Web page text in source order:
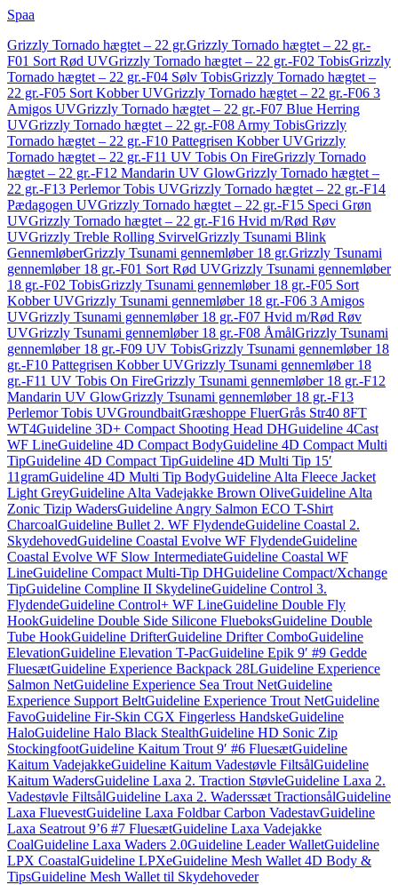
Spaa
Grizzly Tornado hægtet – 22 gr.Grizzly Tornado hægtet – 22 gr.-
F01 Sort Rød UVGrizzly Tornado hægtet – 22 gr.-F02 TobisGrizzly
Tornado hægtet – 22 gr.-F04 Sølv TobisGrizzly Tornado hægtet –
22 gr.-F05 Sort Kobber UVGrizzly Tornado hægtet – 22 gr.-F06 3
Amigos UVGrizzly Tornado hægtet – 22 gr.-F07 Blue Herring
UVGrizzly Tornado hægtet – 22 gr.-F08 Army TobisGrizzly
Tornado hægtet – 22 gr.-F10 Pattegrisen Kobber UVGrizzly
Tornado hægtet – 22 gr.-F11 UV Tobis On FireGrizzly Tornado
hægtet – 22 gr.-F12 Mandarin UV GlowGrizzly Tornado hægtet –
22 gr.-F13 Perlemor Tobis UVGrizzly Tornado hægtet – 22 gr.-F14
Pædagogen UVGrizzly Tornado hægtet – 22 gr.-F15 Speci Grøn
UVGrizzly Tornado hægtet – 22 gr.-F16 Hvid m/Rød Røv
UVGrizzly Treble Rolling SvirvelGrizzly Tsunami Blink
GennemløberGrizzly Tsunami gennemløber 18 gr.Grizzly Tsunami
gennemløber 18 gr.-F01 Sort Rød UVGrizzly Tsunami gennemløber
18 gr.-F02 TobisGrizzly Tsunami gennemløber 18 gr.-F05 Sort
Kobber UVGrizzly Tsunami gennemløber 18 gr.-F06 3 Amigos
UVGrizzly Tsunami gennemløber 18 gr.-F07 Hvid m/Rød Røv
UVGrizzly Tsunami gennemløber 18 gr.-F08 ÅmålGrizzly Tsunami
gennemløber 18 gr.-F09 UV TobisGrizzly Tsunami gennemløber 18
gr.-F10 Pattegrisen Kobber UVGrizzly Tsunami gennemløber 18
gr.-F11 UV Tobis On FireGrizzly Tsunami gennemløber 18 gr.-F12
Mandarin UV GlowGrizzly Tsunami gennemløber 18 gr.-F13
Perlemor Tobis UVGroundbaitGræshoppe FluerGrås Str40 8FT
WT4Guideline 3D+ Compact Shooting Head DHGuideline 4Cast
WF LineGuideline 4D Compact BodyGuideline 4D Compact Multi
TipGuideline 4D Compact TipGuideline 4D Multi Tip 15′
11gramGuideline 4D Multi Tip BodyGuideline Alta Fleece Jacket
Light GreyGuideline Alta Vadejakke Brown OliveGuideline Alta
Zonic Tizip WadersGuideline Angry Salmon ECO T-Shirt
CharcoalGuideline Bullet 2. WF FlydendeGuideline Coastal 2.
SkydehovedGuideline Coastal Evolve WF FlydendeGuideline
Coastal Evolve WF Slow IntermediateGuideline Coastal WF
LineGuideline Compact Multi-Tip DHGuideline Compact/Xchange
TipGuideline Compline II SkydelineGuideline Control 3.
FlydendeGuideline Control+ WF LineGuideline Double Fly
HookGuideline Double Side Silicone FlueboksGuideline Double
Tube HookGuideline DrifterGuideline Drifter ComboGuideline
ElevationGuideline Elevation T-PacGuideline Epik 9′ #9 Gedde
FluesætGuideline Experience Backpack 28LGuideline Experience
Salmon NetGuideline Experience Sea Trout NetGuideline
Experience Support BeltGuideline Experience Trout NetGuideline
FavoGuideline Fir-Skin CGX Fingerless HandskeGuideline
HaloGuideline Halo Black StealthGuideline HD Sonic Zip
StockingfootGuideline Kaitum Trout 9′ #6 FluesætGuideline
Kaitum VadejakkeGuideline Kaitum Vadestøvle FiltsålGuideline
Kaitum WadersGuideline Laxa 2. Traction StøvleGuideline Laxa 2.
Vadestøvle FiltsålGuideline Laxa 2. Waderssæt TractionsålGuideline
Laxa FluevestGuideline Laxa Foldbar Carbon VadestavGuideline
Laxa Seatrout 9’6 #7 FluesætGuideline Laxa Vadejakke
CoalGuideline Laxa Waders 2.0Guideline Leader WalletGuideline
LPX CoastalGuideline LPXeGuideline Mesh Wallet 4D Body &
TipsGuideline Mesh Wallet til Skydehoveder